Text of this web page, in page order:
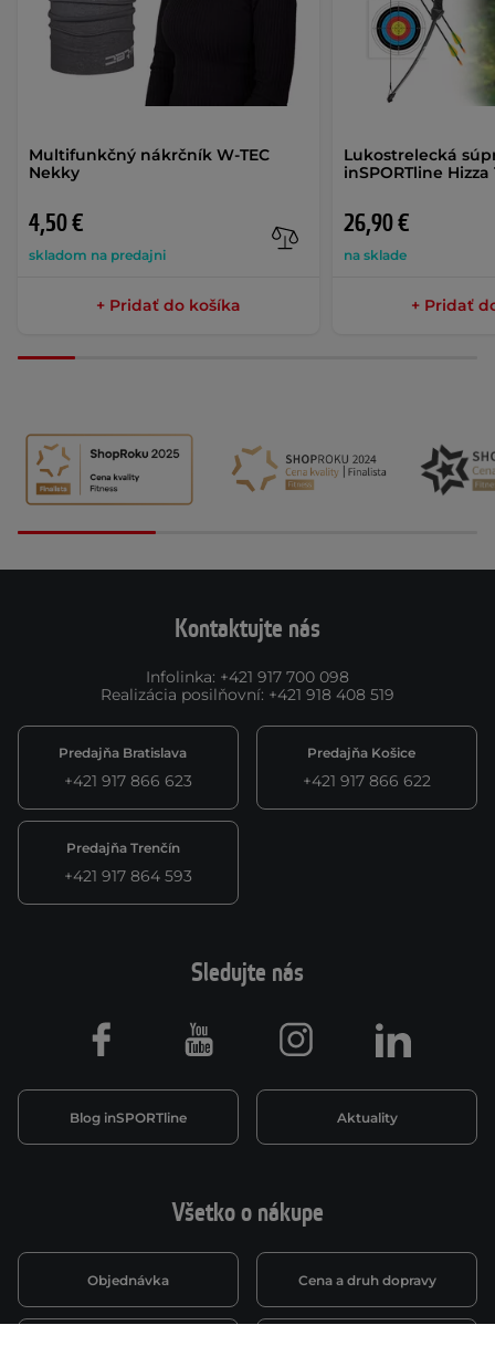
Multifunkčný nákrčník W-TEC
Nekky
4,50 €
skladom na predajni
+ Pridať do košíka
Lukostrelecká
inSPORTline Hizza
26,90 €
na sklade
+ Pridať
Kontaktujte nás
Infolinka: +421 917 700 098
Realizácia posilňovní: +421 918 408 519
Predajňa Bratislava
+421 917 866 623
Predajňa Košice
+421 917 866 622
Predajňa Trenčín
+421 917 864 593
Všetko o nákupe
Objednávka Cena a druh dopravy
Sledujte nás
Blog inSPORTline Aktuality
Facebook Youtube Instagram LinkedIn